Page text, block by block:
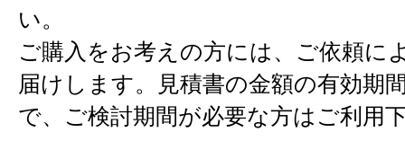
い。
ご購入をお考えの方には、ご依頼に
届けします。見積書の金額の有効期
で、ご検討期間が必要な方はご利用